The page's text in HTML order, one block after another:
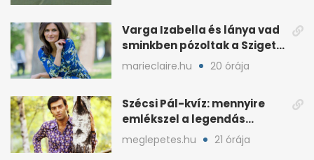
Varga Izabella és lánya vad
sminkben pózoltak a Sziget
előtt
marieclaire.hu 20 órája
Szécsi Pál-kvíz: mennyire
emlékszel a legendás
énekes történetére?
meglepetes.hu 21 órája